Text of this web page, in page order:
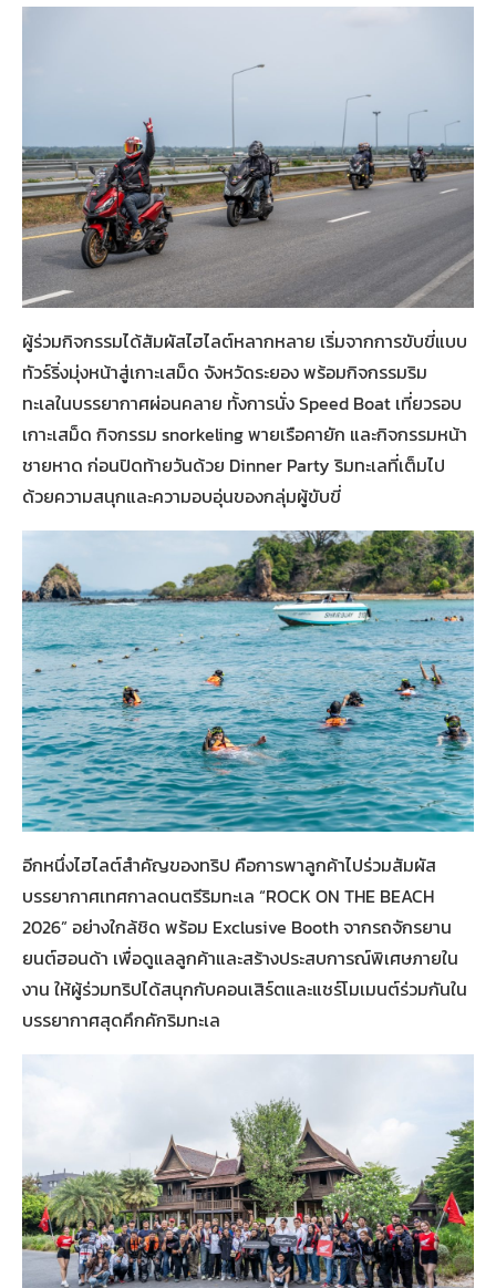
ผู้ร่วมกิจกรรมได้สัมผัสไฮไลต์หลากหลาย เริ่มจากการขับขี่แบบ
ทัวร์ริ่งมุ่งหน้าสู่เกาะเสม็ด จังหวัดระยอง พร้อมกิจกรรมริม
ทะเลในบรรยากาศผ่อนคลาย ทั้งการนั่ง Speed Boat เที่ยวรอบ
เกาะเสม็ด กิจกรรม snorkeling พายเรือคายัก และกิจกรรมหน้า
ชายหาด ก่อนปิดท้ายวันด้วย Dinner Party ริมทะเลที่เต็มไป
ด้วยความสนุกและความอบอุ่นของกลุ่มผู้ขับขี่
อีกหนึ่งไฮไลต์สำคัญของทริป คือการพาลูกค้าไปร่วมสัมผัส
บรรยากาศเทศกาลดนตรีริมทะเล “ROCK ON THE BEACH
2026” อย่างใกล้ชิด พร้อม Exclusive Booth จากรถจักรยาน
ยนต์ฮอนด้า เพื่อดูแลลูกค้าและสร้างประสบการณ์พิเศษภายใน
งาน ให้ผู้ร่วมทริปได้สนุกกับคอนเสิร์ตและแชร์โมเมนต์ร่วมกันใน
บรรยากาศสุดคึกคักริมทะเล